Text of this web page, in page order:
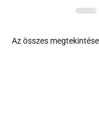
Az összes megtekintése